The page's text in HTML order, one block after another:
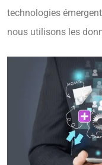
technologies
nous utilisons les